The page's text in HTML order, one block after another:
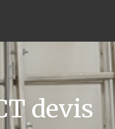
devis